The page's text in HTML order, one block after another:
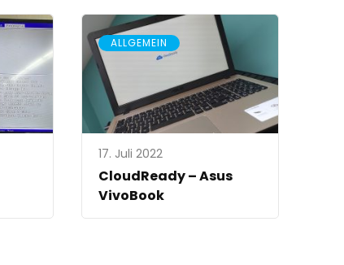
ALLGEMEIN
17. Juli 2022
CloudReady – Asus
VivoBook